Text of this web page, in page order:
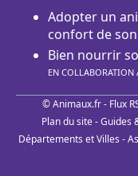
Adopter un
confort de
Bien nourrir
EN COLLABORATION
© Animaux.fr - Flux
Plan du site-Guides
Départements et Villes -